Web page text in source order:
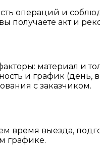
операций и
получаете акт и
материал и
и график
с заказчиком.
время выезда,
графике.